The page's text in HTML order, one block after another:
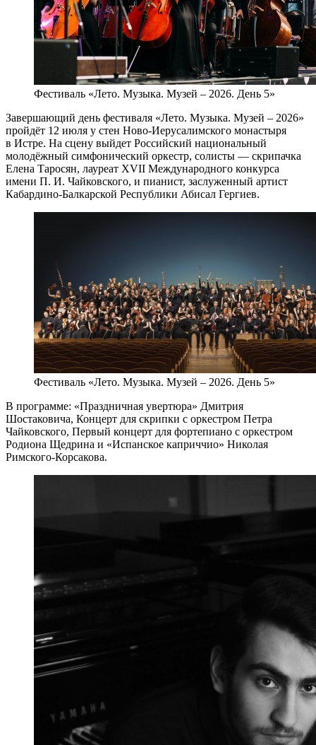
Фестиваль «Лето. Музыка. Музей – 2026. День 5»
Завершающий день фестиваля «Лето. Музыка. Музей – 2026»
пройдёт 12 июля у стен Ново-Иерусалимского монастыря
в Истре. На сцену выйдет Российский национальный
молодёжный симфонический оркестр, солисты — скрипачка
Елена Таросян, лауреат XVII Международного конкурса
имени П. И. Чайковского, и пианист, заслуженный артист
Кабардино-Балкарской Республики Абисал Гергиев.
Фестиваль «Лето. Музыка. Музей – 2026. День 5»
В программе: «Праздничная увертюра» Дмитрия
Шостаковича, Концерт для скрипки с оркестром Петра
Чайковского, Первый концерт для фортепиано с оркестром
Родиона Щедрина и «Испанское каприччио» Николая
Римского-Корсакова.